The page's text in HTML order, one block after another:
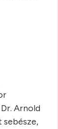
Arnold
sebésze,